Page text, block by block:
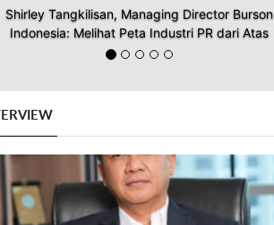
Shirley Tangkilisan, Managing Director Burson
Indonesia: Melihat Peta Industri PR dari Atas
Previous